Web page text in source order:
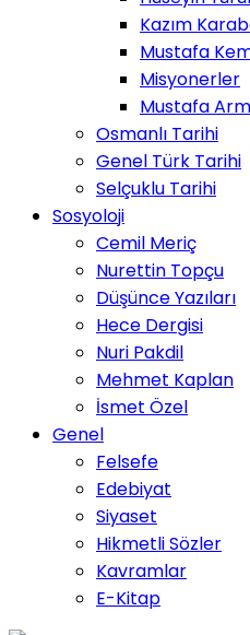
Kazım
Mustafa
Misyonerler
Mustafa
Osmanlı Tarihi
Genel Türk Tarihi
Selçuklu Tarihi
Sosyoloji
Cemil Meriç
Nurettin Topçu
Düşünce Yazıları
Hece Dergisi
Nuri Pakdil
Mehmet Kaplan
İsmet Özel
Genel
Felsefe
Edebiyat
Siyaset
Hikmetli Sözler
Kavramlar
E-Kitap